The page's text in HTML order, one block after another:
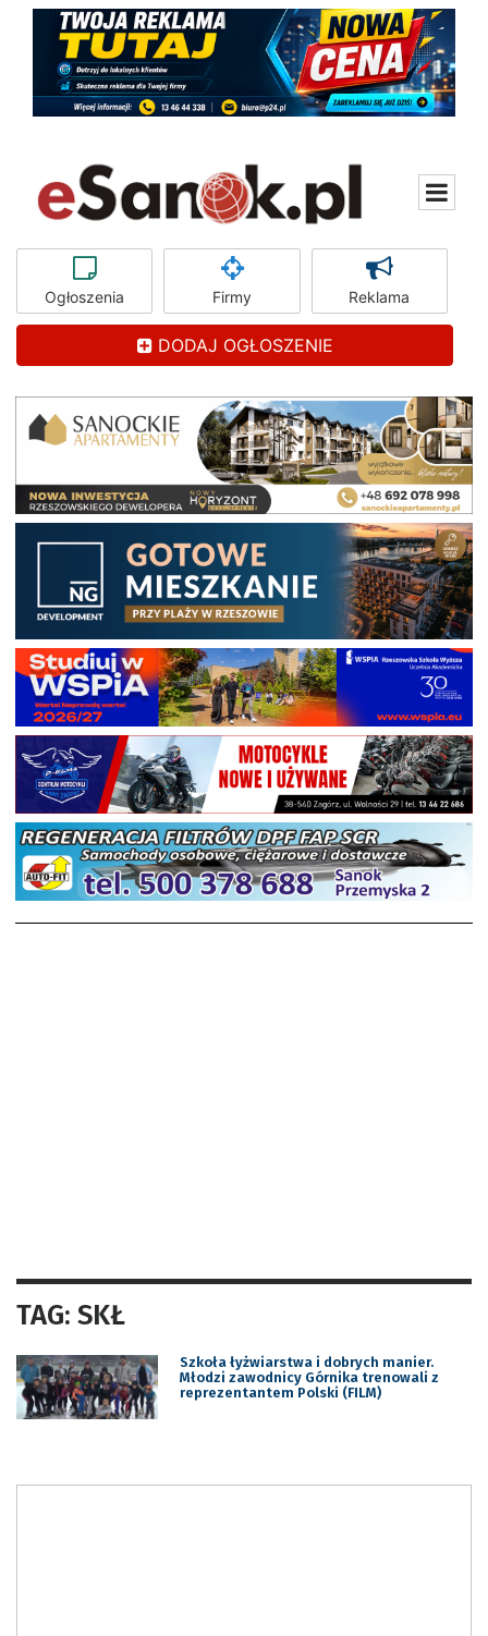
Ogłoszenia Firmy Reklama
DODAJ OGŁOSZENIE
TAG: SKŁ
Szkoła łyżwiarstwa i dobrych manier.
Młodzi zawodnicy Górnika trenowali z
reprezentantem Polski (FILM)